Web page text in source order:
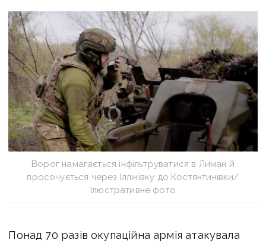
Ворог намагається інфільтруватися в Лиман й
просочується через Іллінівку до Костянтинівки/
Ілюстративне фото
Понад 70 разів окупаційна армія атакувала